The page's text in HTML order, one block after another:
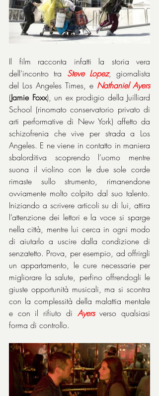
Il film racconta infatti la storia vera
dell’incontro tra Steve Lopez, giornalista
del Los Angeles Times, e Nathaniel Ayers
(Jamie Foxx), un ex prodigio della Juilliard
School (rinomato conservatorio privato di
arti performative di New York) affetto da
schizofrenia che vive per strada a Los
Angeles. E ne viene in contatto in maniera
sbalorditiva scoprendo l’uomo mentre
suona il violino con le due sole corde
rimaste sullo strumento, rimanendone
ovviamente molto colpito dal suo talento.
Iniziando a scrivere articoli su di lui, attira
l’attenzione dei lettori e la voce si sparge
nella città, mentre lui cerca in ogni modo
di aiutarlo a uscire dalla condizione di
senzatetto. Prova, per esempio, ad offrirgli
un appartamento, le cure necessarie per
migliorare la salute, perfino offrendogli le
giuste opportunità musicali, ma si scontra
con la complessità della malattia mentale
e con il rifiuto di Ayers verso qualsiasi
forma di controllo.